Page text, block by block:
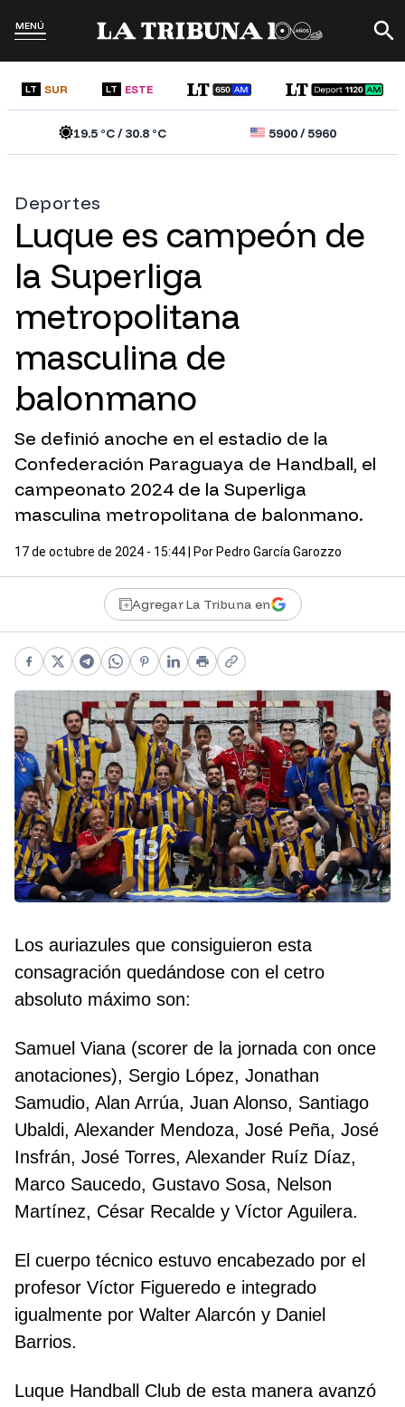
MENÚ
LT SUR LT ESTE
19.5°C /30.8°C 5900/5960
Deportes
Luque es campeón de
la Superliga
metropolitana
masculina de
balonmano
Se definió anoche en el estadio de la
Confederación Paraguaya de Handball, el
campeonato 2024 de la Superliga
masculina metropolitana de balonmano.
17 de octubre de 2024 - 15:44 | Por Pedro García Garozzo
Agregar La Tribuna en
Facebook
X Telegram
WhatsApp
Pinterest
LinkedIn
PrintCopy link
Los auriazules que consiguieron esta
consagración quedándose con el cetro
absoluto máximo son:
Samuel Viana (scorer de la jornada con once
anotaciones), Sergio López, Jonathan
Samudio, Alan Arrúa, Juan Alonso, Santiago
Ubaldi, Alexander Mendoza, José Peña, José
Insfrán, José Torres, Alexander Ruíz Díaz,
Marco Saucedo, Gustavo Sosa, Nelson
Martínez, César Recalde y Víctor Aguilera.
El cuerpo técnico estuvo encabezado por el
profesor Víctor Figueredo e integrado
igualmente por Walter Alarcón y Daniel
Barrios.
Luque Handball Club de esta manera avanzó